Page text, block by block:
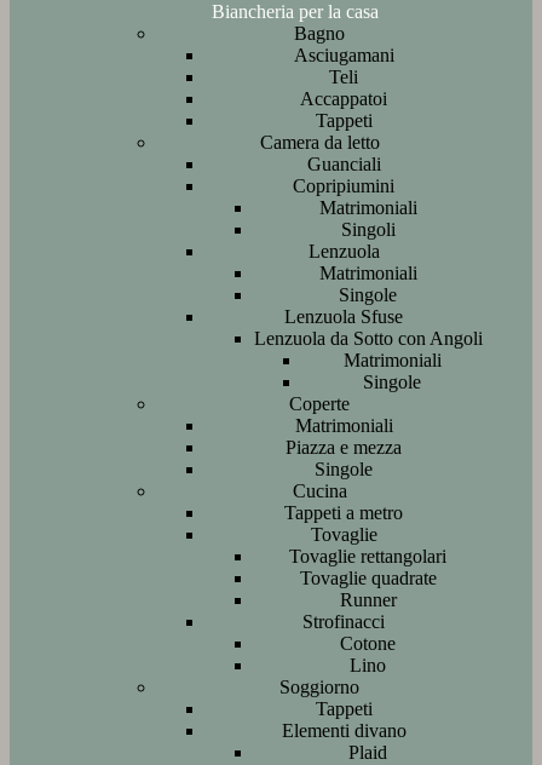
Biancheria per la casa
Bagno
Asciugamani
Teli
Accappatoi
Tappeti
Camera da letto
Guanciali
Copripiumini
Matrimoniali
Singoli
Lenzuola
Matrimoniali
Singole
Lenzuola Sfuse
Lenzuola da Sotto con Angoli
Matrimoniali
Singole
Coperte
Matrimoniali
Piazza e mezza
Singole
Cucina
Tappeti a metro
Tovaglie
Tovaglie rettangolari
Tovaglie quadrate
Runner
Strofinacci
Cotone
Lino
Soggiorno
Tappeti
Elementi divano
Plaid